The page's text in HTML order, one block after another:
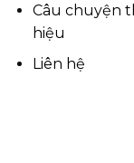
Câu chuyện
hiệu
Liên hệ